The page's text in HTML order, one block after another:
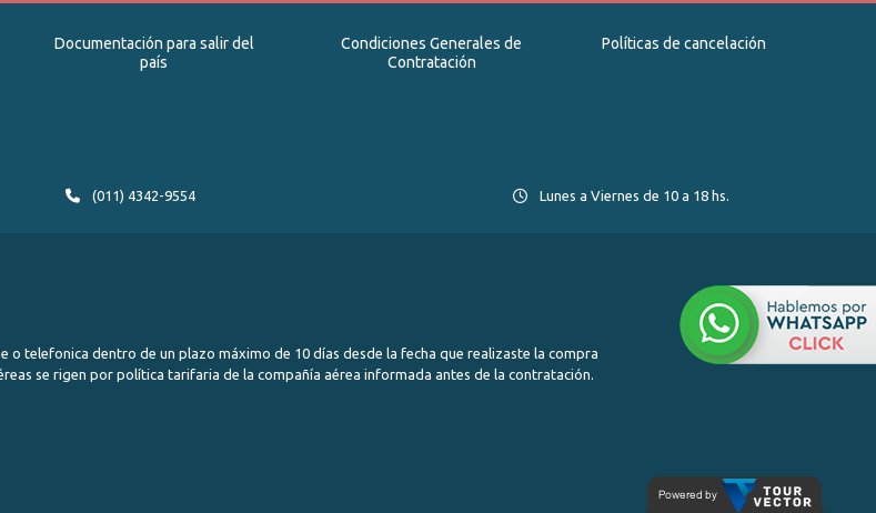
Documentación para salir del
país
Condiciones Generales de
Contratación
Políticas de cancelación
(011) 4342-9554 Lunes a Viernes de 10 a 18 hs.
o telefonica dentro de un plazo máximo de 10 días desde la fecha que realizaste la compra
se rigen por política tarifaria de la compañía aérea informada antes de la contratación.